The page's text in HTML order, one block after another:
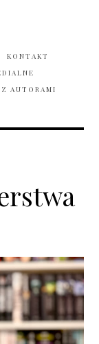
KONTAKT
AUTORAMI